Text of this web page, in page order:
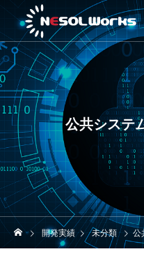
公共システ
開発実績 未分類 公